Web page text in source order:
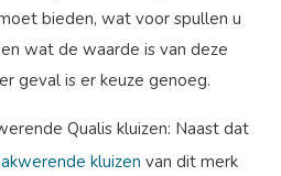
bieden, wat voor spullen u
wat de waarde is van deze
geval is er keuze genoeg.
Qualis kluizen: Naast dat
kluizen van dit merk